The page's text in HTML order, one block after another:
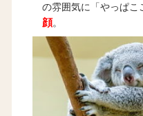
の雰囲気に「やっぱこ
顔。